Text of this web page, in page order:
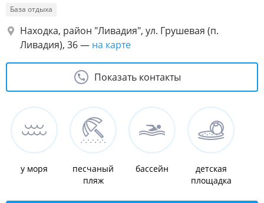
База отдыха
Находка, район "Ливадия", ул. Грушевая (п.
Ливадия), 36— на карте
Показать контакты
у моря
песчаный
пляж
бассейн
детская
площадка